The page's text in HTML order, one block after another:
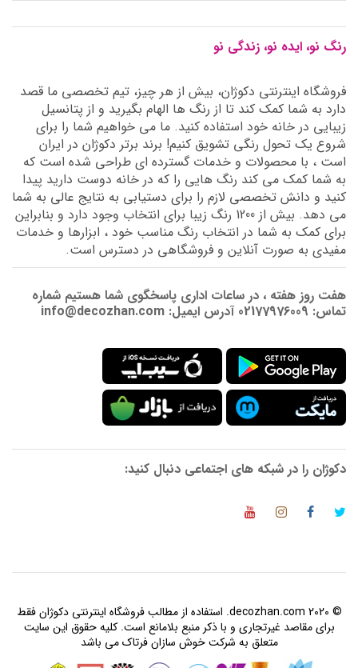
رنگ نو، ایده نو، زندگی نو
فروشگاه اینترنتی دکوژان، بیش از هر چیز، تیم تخصصی ما قصد
دارد به شما کمک کند تا از رنگ ها الهام بگیرید و از پتانسیل
زیبایی در خانه خود استفاده کنید. ما می خواهیم شما را برای
شروع یک تحول رنگی تشویق کنیم! برند برتر دکوژان در ایران
است ، با محصولات و خدمات گسترده ای طراحی شده است که
به شما کمک می کند رنگ هایی را که در خانه دوست دارید پیدا
کنید و دانش تخصصی لازم را برای دستیابی به نتایج عالی به شما
می دهد. بیش از 1200 رنگ زیبا برای انتخاب وجود دارد و بنابراین
برای کمک به شما در انتخاب رنگ مناسب خود ، ابزارها و خدمات
مفیدی به صورت آنلاین و فروشگاهی در دسترس است.
هفت روز هفته ، در ساعات اداری پاسخگوی شما هستیم شماره
تماس: 02177976009 آدرس ایمیل: info@decozhan.com
دکوژان را در شبکه های اجتماعی دنبال کنید:
© 2020 decozhan.com. استفاده از مطالب فروشگاه اینترنتی دکوژان فقط
برای مقاصد غیرتجاری و با ذکر منبع بلامانع است. کلیه حقوق این سایت
متعلق به شرکت خوش سازان فرتاک می باشد